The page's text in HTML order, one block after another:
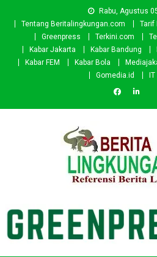
Rabu, Agustus
Tentang Beritalingkungan.com
Tarif
Greenpress
Terkini.com
Kabar Jakarta
Kabar Bandung
Kabar FEM
Kabar Bola
Gomedia.id